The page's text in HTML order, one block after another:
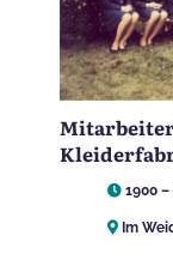
1900 –
Im